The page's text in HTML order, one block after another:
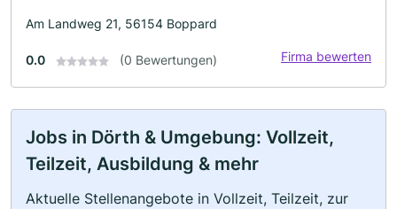
Am Landweg 21, 56154 Boppard
0.0 (0 Bewertungen) Firma bewerten
Jobs in Dörth & Umgebung: Vollzeit,
Teilzeit, Ausbildung & mehr
Aktuelle Stellenangebote in Vollzeit, Teilzeit, zur